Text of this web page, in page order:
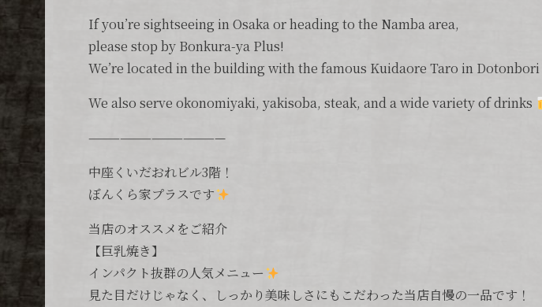
If you’re sightseeing in Osaka or heading to the Namba area,
please stop by Bonkura-ya Plus!
We’re located in the building with the famous Kuidaore Taro in Dotonbori
We also serve okonomiyaki, yakisoba, steak, and a wide variety of drinks
—————————————
中座くいだおれビル3階！
ぼんくら家プラスです
当店のオススメをご紹介
【巨乳焼き】
インパクト抜群の人気メニュー
見た目だけじゃなく、しっかり美味しさにもこだわった当店自慢の一品です！